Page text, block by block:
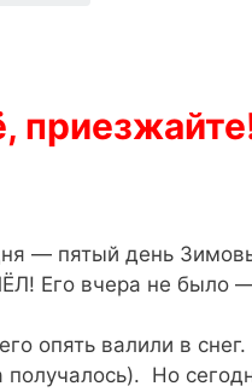
— пятый день
Его вчера не было
опять валили в
получалось). Но